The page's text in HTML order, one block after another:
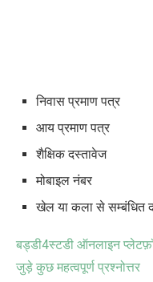
निवास प्रमाण पत्र
आय प्रमाण पत्र
शैक्षिक दस्तावेज
मोबाइल नंबर
खेल या कला से सम्बंधित
बड्डी4स्टडी ऑनलाइन
जुड़े कुछ महत्वपूर्ण प्रश्नोत्तर